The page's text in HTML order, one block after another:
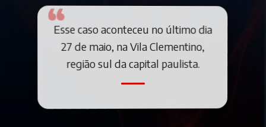
Esse caso aconteceu no último dia
27 de maio, na Vila Clementino,
região sul da capital paulista.